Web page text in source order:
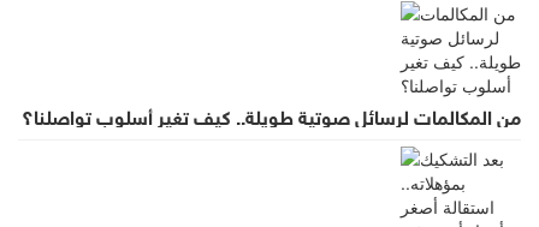
من المكالمات لرسائل صوتية طويلة.. كيف تغير أسلوب تواصلنا؟